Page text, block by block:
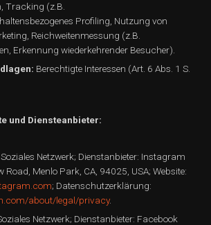
Tracking (z.B.
Profiling, Nutzung von
Reichweitenmessung (z.B.
Erkennung wiederkehrender Besucher).
Berechtigte Interessen (Art. 6 Abs. 1 S.
und Diensteanbieter:
Soziales Netzwerk; Dienstanbieter: Instagram
Road, Menlo Park, CA, 94025, USA; Website:
; Datenschutzerklärung:
about/legal/privacy.
Netzwerk; Dienstanbieter: Facebook